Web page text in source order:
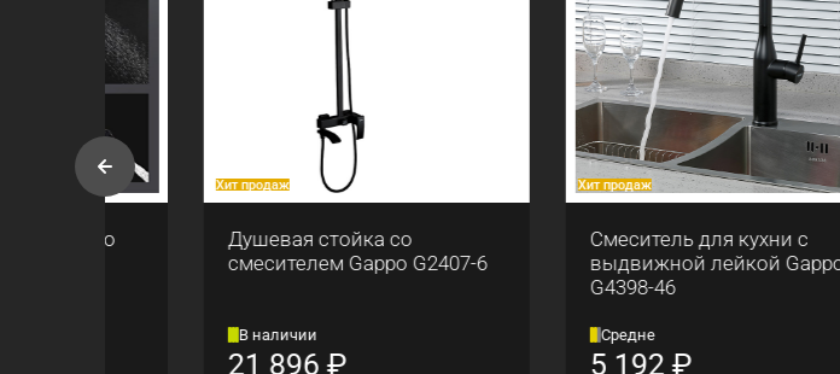
Хит продаж
Душевая стойка со
смесителем Gappo G2407-6
₽
Смеситель для кухни с
выдвижной лейкой Gappo
₽